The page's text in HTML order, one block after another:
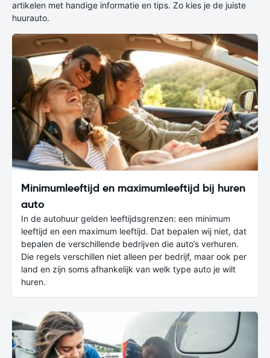
artikelen met handige informatie en tips. Zo kies je de juiste
huurauto.
Minimumleeftijd en maximumleeftijd bij huren
auto
In de autohuur gelden leeftijdsgrenzen: een minimum
leeftijd en een maximum leeftijd. Dat bepalen wij niet, dat
bepalen de verschillende bedrijven die auto’s verhuren.
Die regels verschillen niet alleen per bedrijf, maar ook per
land en zijn soms afhankelijk van welk type auto je wilt
huren.